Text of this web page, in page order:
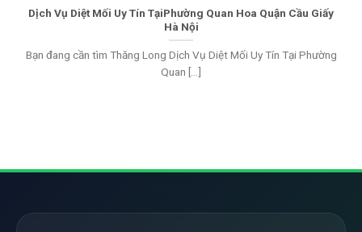
Dịch Vụ Diệt Mối Uy Tín TạiPhường Quan Hoa Quận Cầu Giấy
Hà Nội
Bạn đang cần tìm Thăng Long Dịch Vụ Diệt Mối Uy Tín Tại Phường
Quan [...]